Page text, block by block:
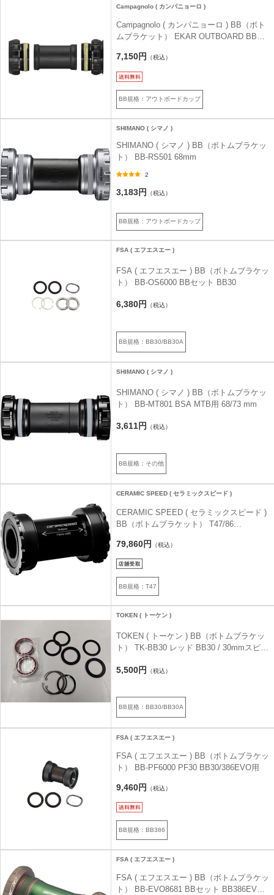
Campagnolo ( カンパニョーロ )
Campagnolo ( カンパニョーロ ) BB（ボト
ムブラケット） EKAR OUTBOARD BB
7,150円 （税込）
BB規格：アウトボードカップ
SHIMANO ( シマノ )
SHIMANO ( シマノ ) BB（ボトムブラケッ
ト） BB-RS501 68mm
2
3,183円 （税込）
BB規格：アウトボードカップ
FSA ( エフエスエー )
FSA ( エフエスエー ) BB（ボトムブラケッ
ト） BB-OS6000 BBセット BB30
6,380円 （税込）
BB規格：BB30/BB30A
SHIMANO ( シマノ )
SHIMANO ( シマノ ) BB（ボトムブラケッ
ト） BB-MT801 BSA MTB用 68/73 mm
3,611円 （税込）
BB規格：その他
CERAMIC SPEED ( セラミックスピード )
CERAMIC SPEED ( セラミックスピード )
BB（ボトムブラケット） T47/86
79,860円 （税込）
BB規格：T47
TOKEN ( トーケン )
TOKEN ( トーケン ) BB（ボトムブラケッ
ト） TK-BB30 レッド BB30 / 30mmスピン
5,500円 （税込）
BB規格：BB30/BB30A
FSA ( エフエスエー )
FSA ( エフエスエー ) BB（ボトムブラケッ
ト） BB-PF6000 PF30 BB30/386EVO用
9,460円 （税込）
BB規格：BB386
FSA ( エフエスエー )
FSA ( エフエスエー ) BB（ボトムブラケッ
ト） BB-EVO8681 BBセット BB386EVO